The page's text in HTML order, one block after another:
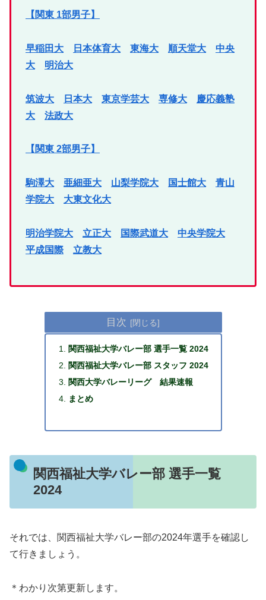
【関東 1部男子】
早稲田大 日本体育大 東海大 順天堂大
中央
大
明治大
筑波大 日本大 東京学芸大 専修大
慶応義塾
大
法政大
【関東 2部男子】
駒澤大 亜細亜大 山梨学院大 国士館大
青山
学院大
大東文化大
明治学院大 立正大 国際武道大
中央学院大
平成国際
立教大
目次
関西福祉大学バレー部 選手一覧 2024
関西福祉大学バレー部 スタッフ 2024
関西大学バレーリーグ 結果速報
まとめ
関西福祉大学バレー部 選手一覧
2024
それでは、関西福祉大学バレー部の2024年選手を確認し
て行きましょう。
＊わかり次第更新します。